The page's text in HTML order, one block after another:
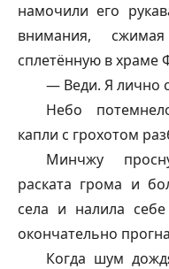
намочили его
внимания,
сплетённую в храме
— Веди. Я лично
Небо
капли с грохотом
Минчжу
раската грома и
села и налила
окончательно
Когда шум